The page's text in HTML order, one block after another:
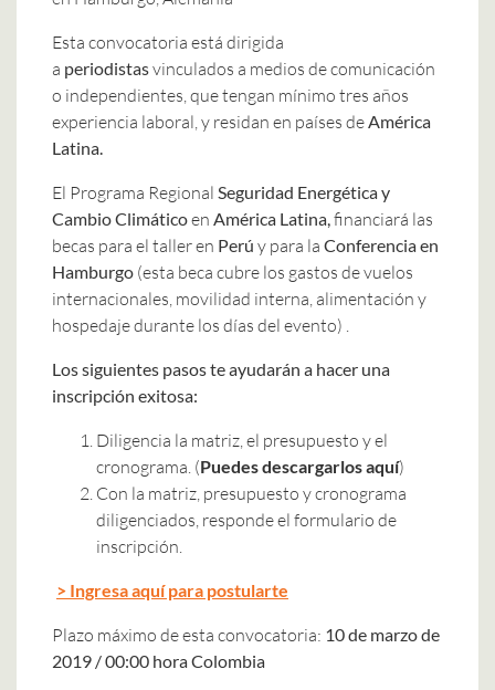
Esta convocatoria está dirigida
a periodistasvinculados a medios de comunicación
o independientes, que tengan mínimo tres años
experiencia laboral, y residan en países de América
Latina.
El Programa Regional Seguridad Energética y
Cambio Climáticoen América Latina, financiará las
becas para el taller en Perú y para la Conferencia en
Hamburgo (esta beca cubre los gastos de vuelos
internacionales, movilidad interna, alimentación y
hospedaje durante los días del evento) .
Los siguientes pasos te ayudarán a hacer una
inscripción exitosa:
Diligencia la matriz, el presupuesto y el
cronograma. (Puedes descargarlos aquí)
Con la matriz, presupuesto y cronograma
diligenciados, responde el formulario de
inscripción.
> Ingresa aquí para postularte
Plazo máximo de esta convocatoria: 10 de marzo de
2019 / 00:00 hora Colombia